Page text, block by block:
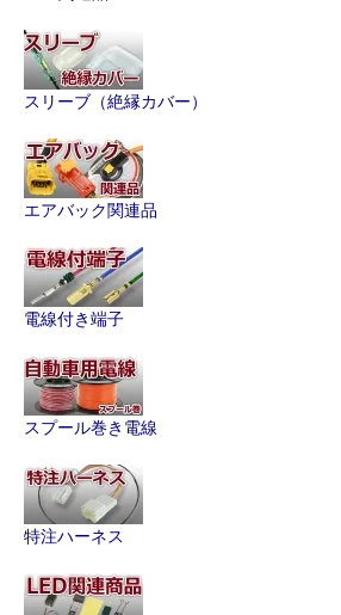
スリーブ（絶縁カバー）
エアバック関連品
電線付き端子
スプール巻き電線
特注ハーネス